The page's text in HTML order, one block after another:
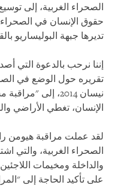
الصحراء الغربية، إلى
حقوق الإنسان في الصحراء
تديرها جبهة البوليساريو
إننا نرحب بالدعوة التي
نيسان 2014، إلى
الإنسان، تغطي الأراضي
لقد عملت مراقبة هيومن
الصحراء الغربية، والتي
والداخلة ومخيمات
على تأكيد الحاجة إلى